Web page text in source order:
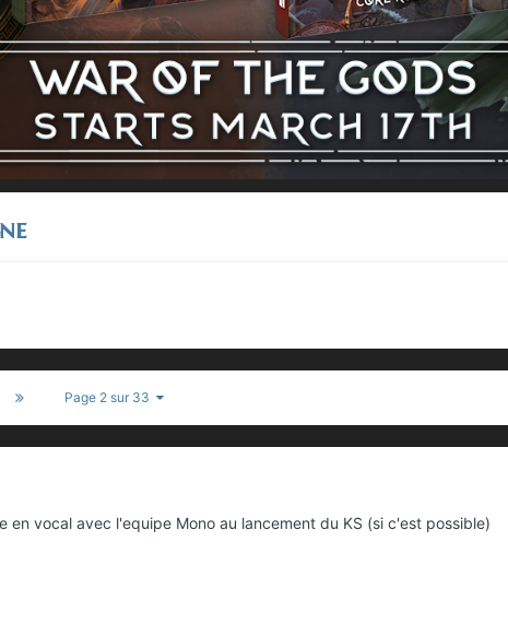
Page 2 sur 33
en vocal avec l'equipe Mono au lancement du KS (si c'est possible)